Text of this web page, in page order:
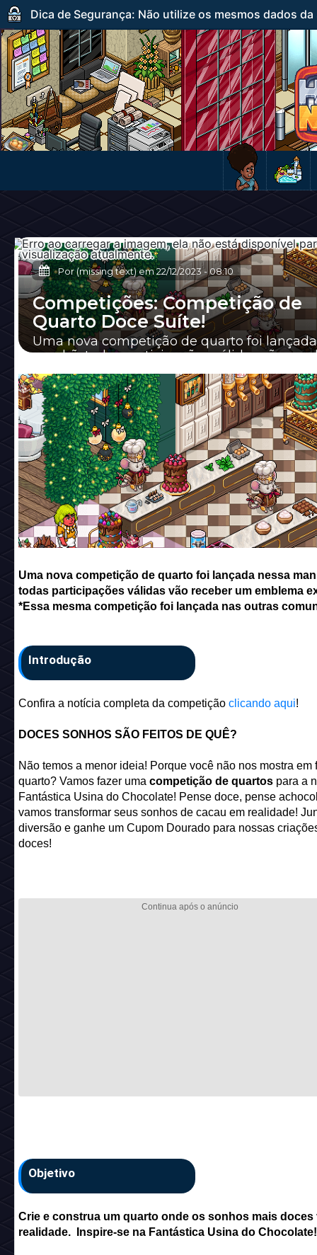
Dica de Segurança: Não utilize os mesmos dados
Por (missing text) em22/12/2023- 08:10
Competições: Competição de
Quarto Doce Suíte!
Uma nova competição de quarto foi
manhã, todas participações válidas vão
Uma nova competição de quarto foi lançada nessa
todas participações válidas vão receber um emblema
*Essa mesma competição foi lançada nas outras
Introdução
Confira a notícia completa da competição clicando aqui!
DOCES SONHOS SÃO FEITOS DE QUÊ?
Não temos a menor ideia! Porque você não nos mostra em
quarto? Vamos fazer uma competição de quartospara a
Fantástica Usina do Chocolate! Pense doce, pense
vamos transformar seus sonhos de cacau em realidade!
diversão e ganhe um Cupom Dourado para nossas
doces!
Objetivo
Crie e construa um quarto onde os sonhos mais doces
realidade. Inspire-se na Fantástica Usina do Chocolate!